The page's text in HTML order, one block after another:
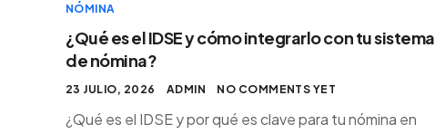
NÓMINA
¿Qué es el IDSE y cómo integrarlo con tu sistema
de nómina?
23 JULIO, 2026 ADMIN NO COMMENTS YET
¿Qué es el IDSE y por qué es clave para tu nómina en